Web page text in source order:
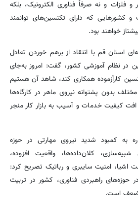
فلزات و نه صرفاً فناوری الکترونیک، بلکه
و کشورهایی که دارای تکنسین‌های توانمند
خواهند بود.
استان قم با انتقاد از برهم خوردن تعادل
در نظام آموزشی کشور، گفت: امروز به‌جای
کارآزموده همکاری کند، شاهد آن هستیم
بدون پشتوانه نیروی ماهر در کارگاه‌ها
کیفیت خدمات و آسیب به بازار کار منجر
به کمبود شدید نیروی مهارتی در حوزه
کلان‌داده‌ها، واقعیت افزوده،
اشیا، امنیت سایبری و رباتیک تصریح کرد:
حوزه‌های راهبردی فناوری، کشور در تربیت
ضعف است.